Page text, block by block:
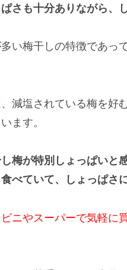
さも十分ありながら、
い梅干しの特徴であ
減塩されている梅を好
ます。
梅が特別しょっぱいと
べていて、しょっぱさ
ニやスーパーで気軽に